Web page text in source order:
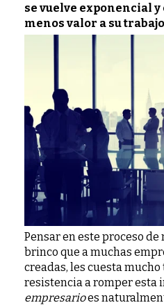
se vuelve exponencial
menos valor a su
Pensar en este proceso
brinco que a muchas
creadas, les cuesta mucho
resistencia a romper esta
empresarioes